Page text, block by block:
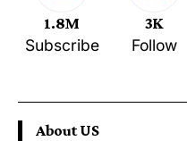
1.8M
Subscribe
3K
Follow
About US